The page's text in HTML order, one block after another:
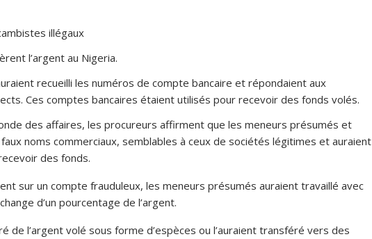
illégaux
l’argent au Nigeria.
recueilli les numéros de compte bancaire et répondaient aux
Ces comptes bancaires étaient utilisés pour recevoir des fonds volés.
des affaires, les procureurs affirment que les meneurs présumés et
noms commerciaux, semblables à ceux de sociétés légitimes et auraient
des fonds.
sur un compte frauduleux, les meneurs présumés auraient travaillé avec
d’un pourcentage de l’argent.
de l’argent volé sous forme d’espèces ou l’auraient transféré vers des